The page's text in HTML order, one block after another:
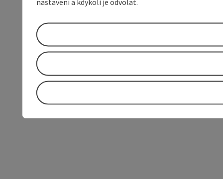
nastavení a kdykoli je odvolat.